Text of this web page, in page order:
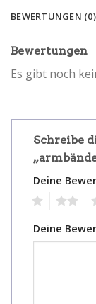
BEWERTUNGEN (0)
Bewertungen
Es gibt noch
Schreibe
Deine
Deine